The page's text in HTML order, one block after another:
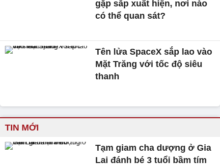
gặp sắp xuất hiện, nơi nào
có thể quan sát?
Tên lửa SpaceX sắp lao vào
Mặt Trăng với tốc độ siêu
thanh
TIN MỚI
Tạm giam cha dượng ở Gia
Lai đánh bé 3 tuổi bầm tím